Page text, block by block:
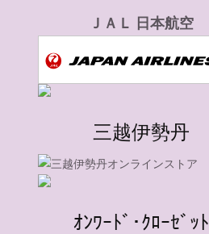
ＪＡＬ 日本航空
三越伊勢丹
ｵﾝﾜｰﾄﾞ･ｸﾛｰｾﾞｯﾄ